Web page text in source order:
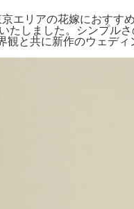
京エリアの花嫁におすす
たしました。シンプル
と共に新作のウェデ